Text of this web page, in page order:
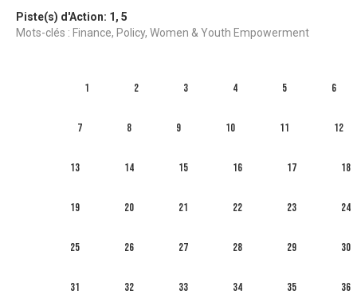
Piste(s) d'Action: 1 , 5
Mots-clés : Finance, Policy, Women & Youth Empowerment
1 2 3 4 5 6
7 8 9 10 11 12
13 14 15 16 17 18
19 20 21 22 23 24
25 26 27 28 29 30
31 32 33 34 35 36